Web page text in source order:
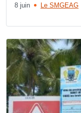
8 juin Le SMGEAG